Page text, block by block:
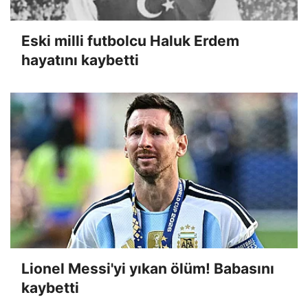
Eski milli futbolcu Haluk Erdem
hayatını kaybetti
Lionel Messi'yi yıkan ölüm! Babasını
kaybetti